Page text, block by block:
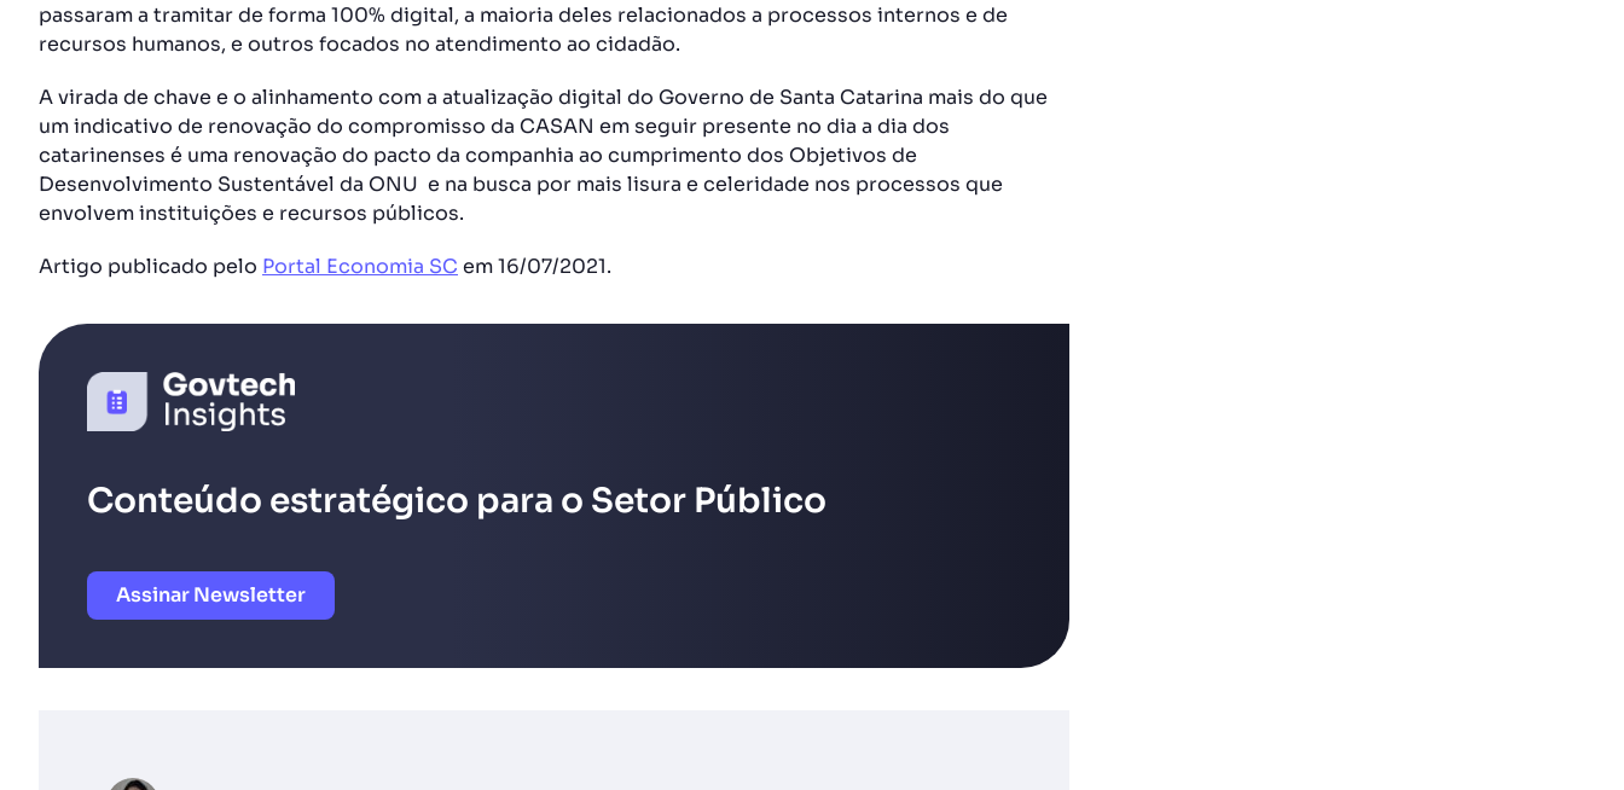
passaram a tramitar de forma 100% digital, a maioria deles relacionados a processos internos e de
recursos humanos, e outros focados no atendimento ao cidadão.
A virada de chave e o alinhamento com a atualização digital do Governo de Santa Catarina mais do que
um indicativo de renovação do compromisso da CASAN em seguir presente no dia a dia dos
catarinenses é uma renovação do pacto da companhia ao cumprimento dos Objetivos de
Desenvolvimento Sustentável da ONU e na busca por mais lisura e celeridade nos processos que
envolvem instituições e recursos públicos.
Artigo publicado pelo Portal Economia SC em 16/07/2021.
Conteúdo estratégico para o Setor Público
Assinar Newsletter